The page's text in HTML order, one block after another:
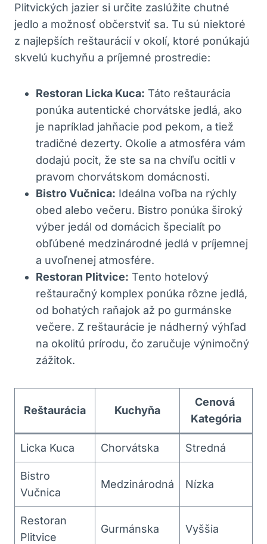
Plitvických jazier si určite zaslúžite chutné ​
jedlo a možnosť občerstviť sa. Tu sú niektoré
z ​najlepších reštaurácií v⁣ okolí, ktoré ⁢ponúkajú
skvelú kuchyňu a príjemné prostredie:
Restoran‍ Licka Kuca: Táto reštaurácia
ponúka autentické chorvátske jedlá, ⁤ako‌
je napríklad jahňacie pod pekom, a tiež
tradičné dezerty. Okolie ‌a atmosféra‍ vám
dodajú ​pocit, že ste sa na chvíľu ocitli v⁢
pravom chorvátskom domácnosti.
Bistro Vučnica: Ideálna voľba na rýchly
obed alebo večeru. Bistro ponúka široký
výber jedál od‍ domácich špecialít⁤ po
obľúbené medzinárodné jedlá v príjemnej
‍a uvoľnenej atmosfére.
Restoran⁤ Plitvice: Tento hotelový
reštauračný‌ komplex ponúka rôzne jedlá,
‍od⁢ bohatých raňajok ⁤až po gurmánske⁣
večere. Z ​reštaurácie je nádherný⁣ výhľad
na okolitú prírodu, čo zaručuje výnimočný‍
zážitok.
Reštaurácia Kuchyňa
Cenová ​
Kategória
Licka Kuca Chorvátska Stredná
Bistro
Vučnica
Medzinárodná Nízka
Restoran
Plitvice
Gurmánska Vyššia